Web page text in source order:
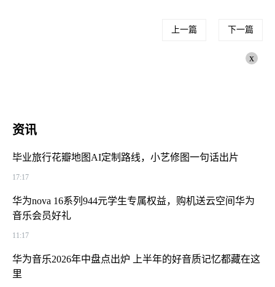
上一篇 下一篇
x
资讯
毕业旅行花瓣地图AI定制路线，小艺修图一句话出片
17:17
华为nova 16系列944元学生专属权益，购机送云空间华为
音乐会员好礼
11:17
华为音乐2026年中盘点出炉 上半年的好音质记忆都藏在这
里